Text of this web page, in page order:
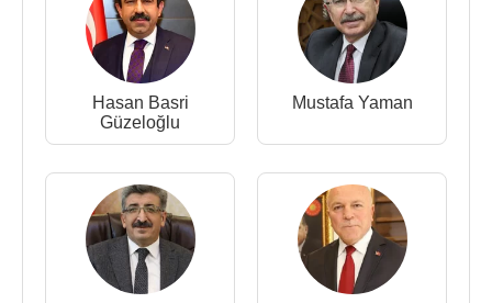
Hasan Basri
Güzeloğlu
Mustafa Yaman